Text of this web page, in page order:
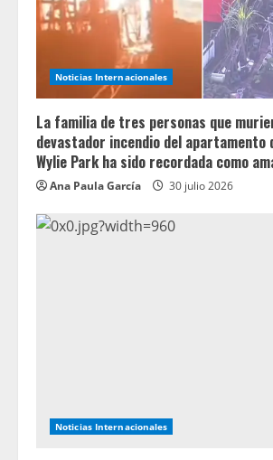
Noticias Internacionales
La familia de tres personas que
devastador incendio del apartamento
Wylie Park ha sido recordada como
Ana Paula García 30 julio 2026
Noticias Internacionales